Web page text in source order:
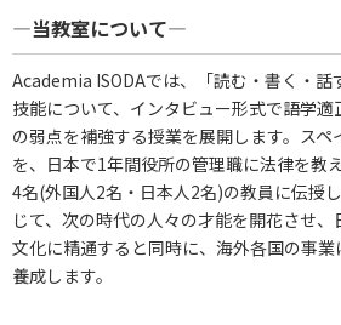
―当教室について―
Academia ISODAでは、「読む・書く・
技能について、インタビュー形式で語学
の弱点を補強する授業を展開します。ス
を、日本で1年間役所の管理職に法律を教
4名(外国人2名・日本人2名)の教員に伝授
じて、次の時代の人々の才能を開花させ
文化に精通すると同時に、海外各国の事
養成します。